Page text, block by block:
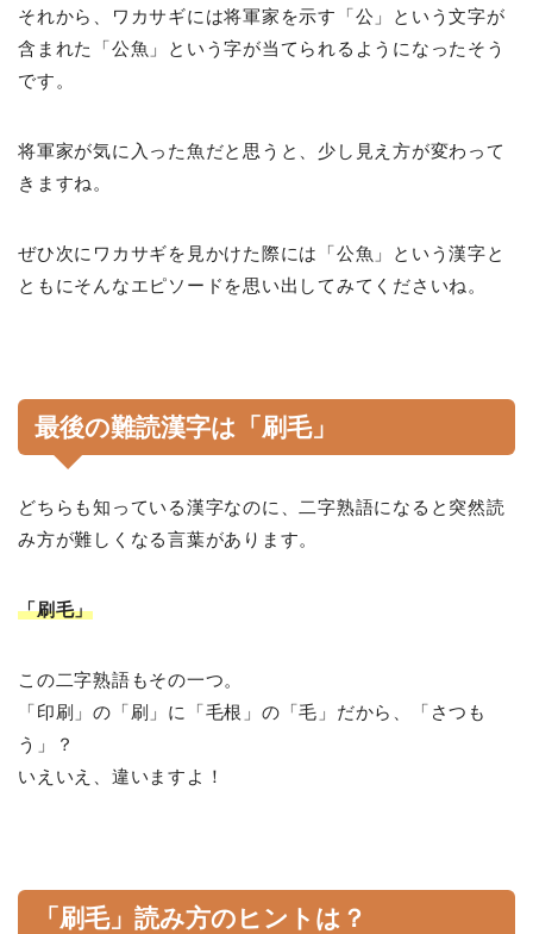
それから、ワカサギには将軍家を示す「公」という文字が
含まれた「公魚」という字が当てられるようになったそう
です。
将軍家が気に入った魚だと思うと、少し見え方が変わって
きますね。
ぜひ次にワカサギを見かけた際には「公魚」という漢字と
ともにそんなエピソードを思い出してみてくださいね。
最後の難読漢字は「刷毛」
どちらも知っている漢字なのに、二字熟語になると突然読
み方が難しくなる言葉があります。
「刷毛」
この二字熟語もその一つ。
「印刷」の「刷」に「毛根」の「毛」だから、「さつも
う」？
いえいえ、違いますよ！
「刷毛」読み方のヒントは？